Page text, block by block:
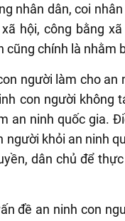
nhân dân, coi
hội, công bằng
chính là nhằm
người làm cho
con người không
an ninh quốc gia.
khỏi an ninh
dân chủ để
đề an ninh con